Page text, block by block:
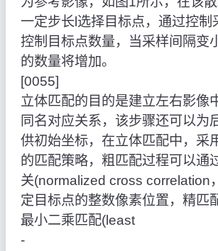
一定步长l选择目标点，通过控制
控制目标点数量，当采样间隔变
的数量将增加。
[0055]
立体匹配的目的是建立左右影像
同名对应关系，该步骤还可以为
供初始坐标，在立体匹配中，采
的匹配策略，粗匹配过程可以通
关(normalized cross correlation
定目标点的整数像素位置，精匹
最小二乘匹配(least
‑